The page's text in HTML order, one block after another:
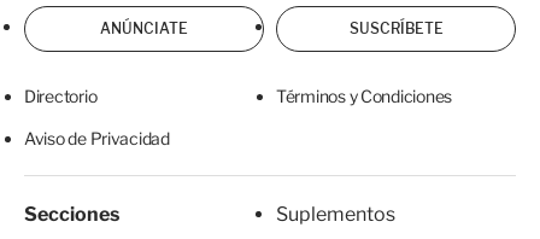
ANÚNCIATE SUSCRÍBETE
Directorio Términos y Condiciones
Aviso de Privacidad
Secciones
Suplementos